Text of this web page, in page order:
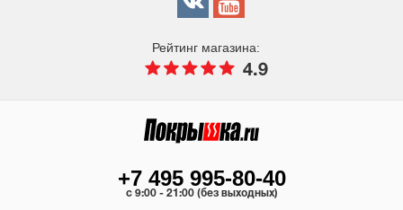
Рейтинг магазина:
4.9
+7 495 995-80-40
c 9:00 - 21:00 (без выходных)